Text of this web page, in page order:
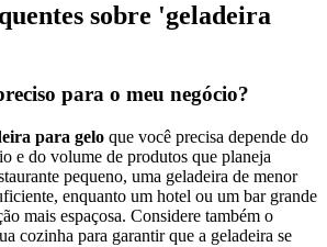
sobre 'geladeira
para o meu negócio?
para gelo que você precisa depende do
e do volume de produtos que planeja
pequeno, uma geladeira de menor
enquanto um hotel ou um bar grande
mais espaçosa. Considere também o
cozinha para garantir que a geladeira se